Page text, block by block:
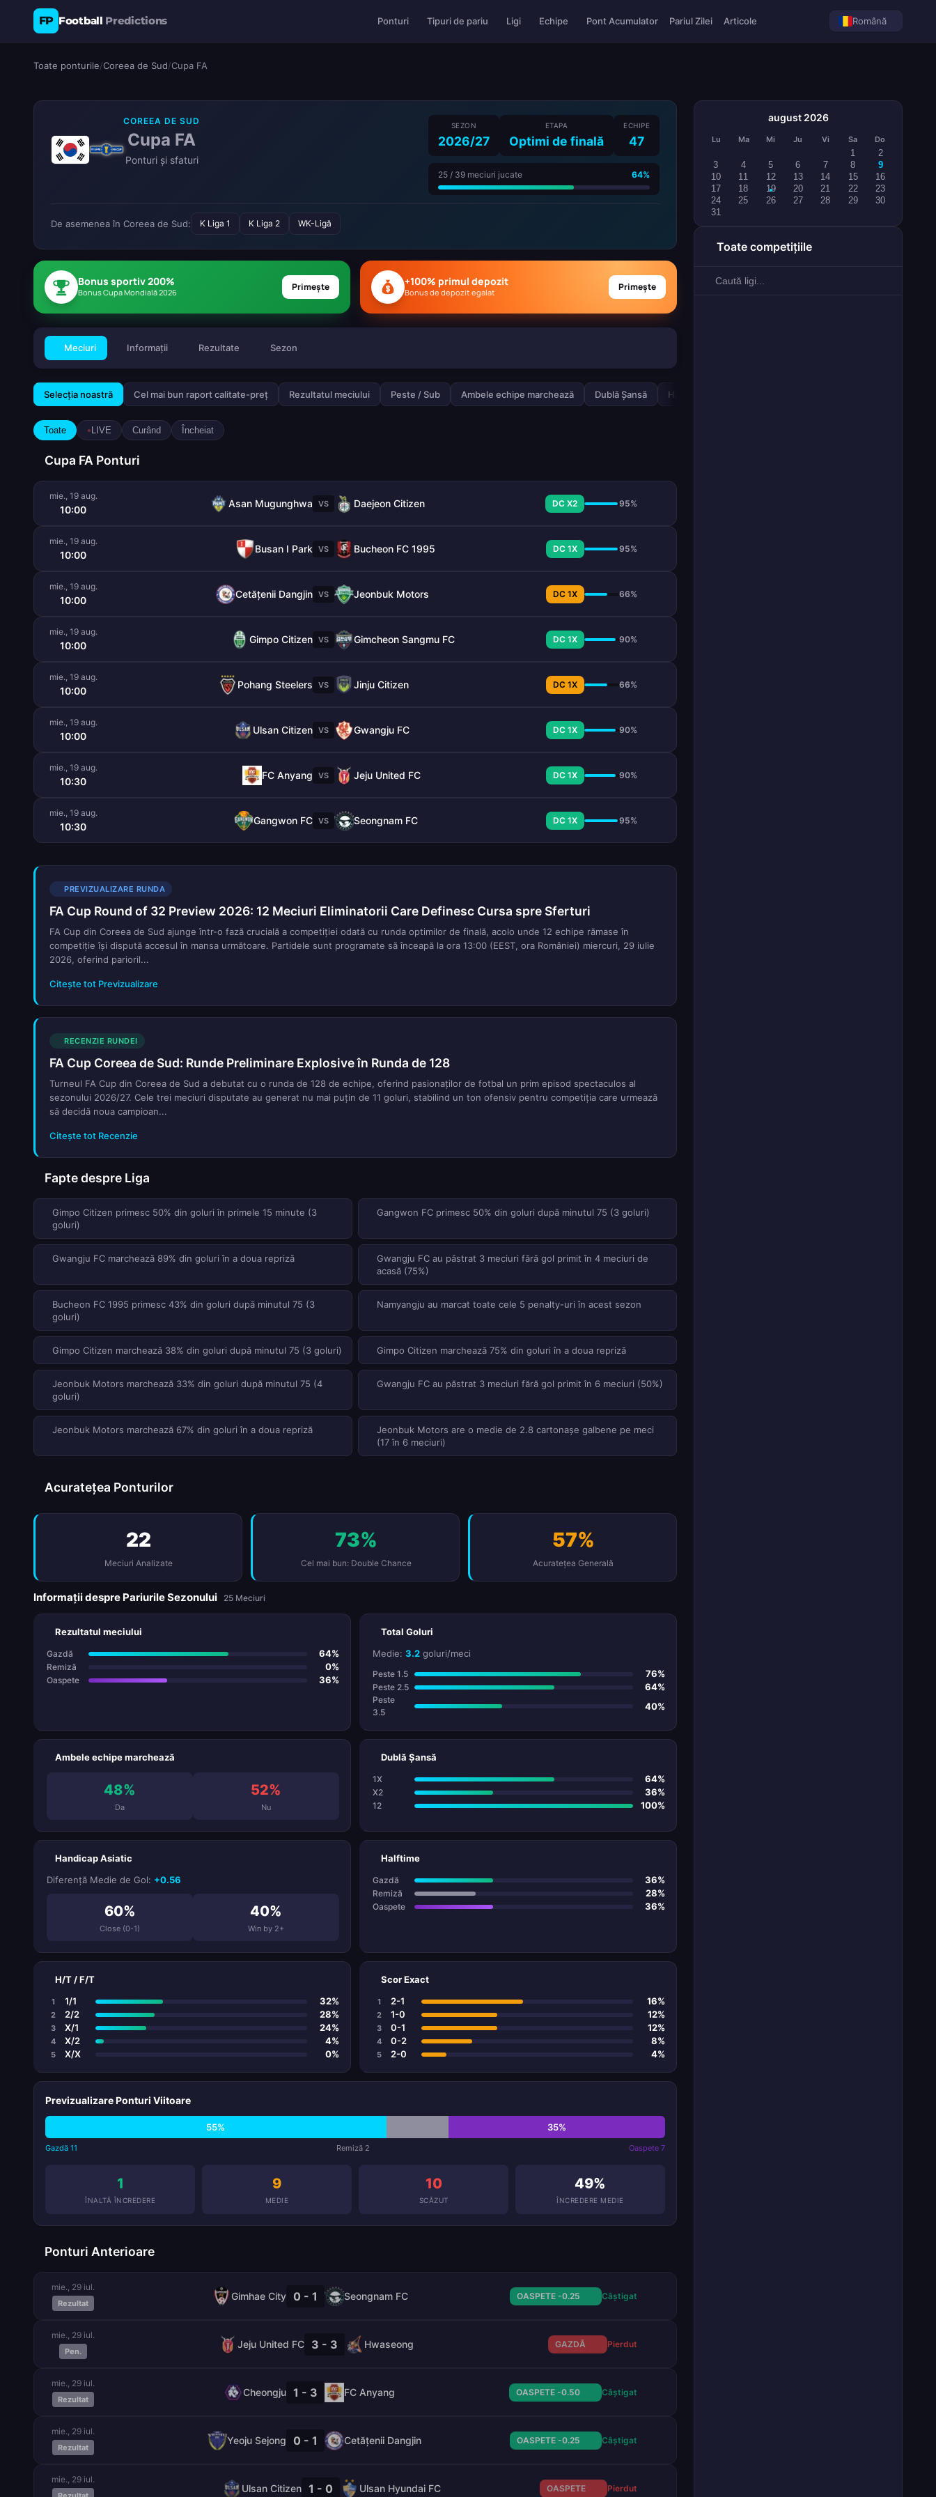
FP Football Predictions Ponturi Tipuri de pariu Ligi Echipe Pont Acumulator Pariul Zilei Articole Română
Toate ponturile/Coreea de Sud/Cupa FA
COREEA DE SUD
Cupa FA
Ponturi și sfaturi
SEZON
2026/27
ETAPA
Optimi de finală
ECHIPE
47
25 / 39 meciuri jucate 64%
De asemenea în Coreea de Sud: K Liga 1 K Liga 2 WK-Ligă
Bonus sportiv 200%
Bonus Cupa Mondială 2026 Primește +100% primul depozit
Bonus de depozit egalat Primește
Meciuri Informații Rezultate Sezon
Selecția noastră Cel mai bun raport calitate-preț Rezultatul meciului Peste / Sub Ambele echipe marchează Dublă Șansă Handicap Asiatic
Toate LIVE Curând Încheiat
Cupa FA Ponturi
mie., 19 aug.
10:00
Asan Mugunghwa VS Daejeon Citizen DC X2 95%
mie., 19 aug.
10:00
Busan I Park VS Bucheon FC 1995 DC 1X 95%
mie., 19 aug.
10:00
Cetățenii Dangjin VS Jeonbuk Motors DC 1X 66%
mie., 19 aug.
10:00
Gimpo Citizen VS Gimcheon Sangmu FC DC 1X 90%
mie., 19 aug.
10:00
Pohang Steelers VS Jinju Citizen DC 1X 66%
mie., 19 aug.
10:00
Ulsan Citizen VS Gwangju FC DC 1X 90%
mie., 19 aug.
10:30
FC Anyang VS Jeju United FC DC 1X 90%
mie., 19 aug.
10:30
Gangwon FC VS Seongnam FC DC 1X 95%
PREVIZUALIZARE RUNDA
FA Cup Round of 32 Preview 2026: 12 Meciuri Eliminatorii Care Definesc Cursa spre Sferturi
FA Cup din Coreea de Sud ajunge într-o fază crucială a competiției odată cu runda optimilor de finală, acolo unde 12 echipe rămase în
competiție își dispută accesul în mansa următoare. Partidele sunt programate să înceapă la ora 13:00 (EEST, ora României) miercuri, 29 iulie
2026, oferind parioril...
Citește tot Previzualizare
RECENZIE RUNDEI
FA Cup Coreea de Sud: Runde Preliminare Explosive în Runda de 128
Turneul FA Cup din Coreea de Sud a debutat cu o runda de 128 de echipe, oferind pasionaților de fotbal un prim episod spectaculos al
sezonului 2026/27. Cele trei meciuri disputate au generat nu mai puțin de 11 goluri, stabilind un ton ofensiv pentru competiția care urmează
să decidă noua campioan...
Citește tot Recenzie
Fapte despre Liga
Gimpo Citizen primesc 50% din goluri în primele 15 minute (3
goluri)
Gangwon FC primesc 50% din goluri după minutul 75 (3 goluri)
Gwangju FC marchează 89% din goluri în a doua repriză
Gwangju FC au păstrat 3 meciuri fără gol primit în 4 meciuri de
acasă (75%)
Bucheon FC 1995 primesc 43% din goluri după minutul 75 (3
goluri)
Namyangju au marcat toate cele 5 penalty-uri în acest sezon
Gimpo Citizen marchează 38% din goluri după minutul 75 (3 goluri) Gimpo Citizen marchează 75% din goluri în a doua repriză
Jeonbuk Motors marchează 33% din goluri după minutul 75 (4
goluri)
Gwangju FC au păstrat 3 meciuri fără gol primit în 6 meciuri (50%)
Jeonbuk Motors marchează 67% din goluri în a doua repriză
Jeonbuk Motors are o medie de 2.8 cartonașe galbene pe meci
(17 în 6 meciuri)
Acuratețea Ponturilor
22
Meciuri Analizate
73%
Cel mai bun: Double Chance
57%
Acuratețea Generală
Informații despre Pariurile Sezonului 25 Meciuri
Rezultatul meciului
Gazdă 64%
Remiză 0%
Oaspete 36%
Total Goluri
Medie: 3.2 goluri/meci
Peste 1.5 76%
Peste 2.5 64%
Peste
3.5
40%
Ambele echipe marchează
48%
Da
52%
Nu
Dublă Șansă
1X 64%
X2 36%
12 100%
Handicap Asiatic
Diferență Medie de Gol: +0.56
60%
Close (0-1)
40%
Win by 2+
Halftime
Gazdă 36%
Remiză 28%
Oaspete 36%
H/T / F/T
1 1/1 32%
2 2/2 28%
3 X/1 24%
4 X/2 4%
5 X/X 0%
Scor Exact
1 2-1 16%
2 1-0 12%
3 0-1 12%
4 0-2 8%
5 2-0 4%
Previzualizare Ponturi Viitoare
55% 35%
Gazdă 11 Remiză 2 Oaspete 7
1
ÎNALTĂ ÎNCREDERE
9
MEDIE
10
SCĂZUT
49%
ÎNCREDERE MEDIE
Ponturi Anterioare
mie., 29 iul.
Rezultat
Gimhae City 0 - 1 Seongnam FC OASPETE -0.25 Câștigat
mie., 29 iul.
Pen.
Jeju United FC 3 - 3 Hwaseong GAZDĂ Pierdut
mie., 29 iul.
Rezultat
Cheongju 1 - 3 FC Anyang OASPETE -0.50 Câștigat
mie., 29 iul.
Rezultat
Yeoju Sejong 0 - 1 Cetățenii Dangjin OASPETE -0.25 Câștigat
mie., 29 iul.
Ulsan Citizen 1 - 0 Ulsan Hyundai FC OASPETE Pierdut
august 2026
Lu Ma Mi Ju Vi Sa Do
1
2
3
4 5 6 7 8
9
10
11 12 13 14 15
16
17
18 19 20 21 22
23
24
25 26 27 28 29
30
31
Toate competițiile